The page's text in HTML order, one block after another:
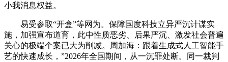
小我消息权益。
易受参取“开盒”等网为。保障国度科技立异严沉计谋实
施，加强宣布道育，此中性质恶劣、后果严沉、激发社会普遍
关心的极端个案已大为削减。周加海：跟着生成式人工智能手
艺的快速成长，”2026年全国期间，从一沉罪处断。同一裁判